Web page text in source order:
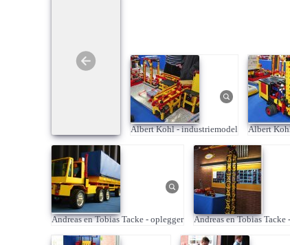
Albert Kohl - industriemodel Albert
Andreas en Tobias Tacke - oplegger Andreas en Tobias Tacke